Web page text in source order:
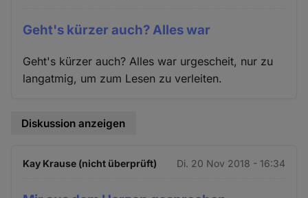
Geht's kürzer auch? Alles war
Geht's kürzer auch? Alles war urgescheit, nur zu
langatmig, um zum Lesen zu verleiten.
Diskussion anzeigen
Kay Krause (nicht überprüft) Di. 20 Nov 2018 - 16:34